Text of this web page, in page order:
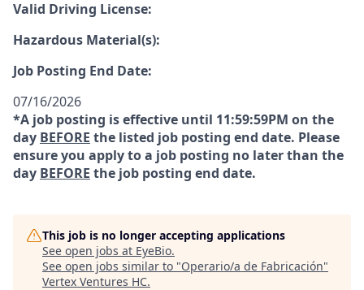
Valid Driving License:
Hazardous Material(s):
Job Posting End Date:
07/16/2026
*A job posting is effective until 11:59:59PM on the
day BEFORE the listed job posting end date. Please
ensure you apply to a job posting no later than the
day BEFORE the job posting end date.
This job is no longer accepting applications
See open jobs at EyeBio.
See open jobs similar to "Operario/a de Fabricación"
Vertex Ventures HC.